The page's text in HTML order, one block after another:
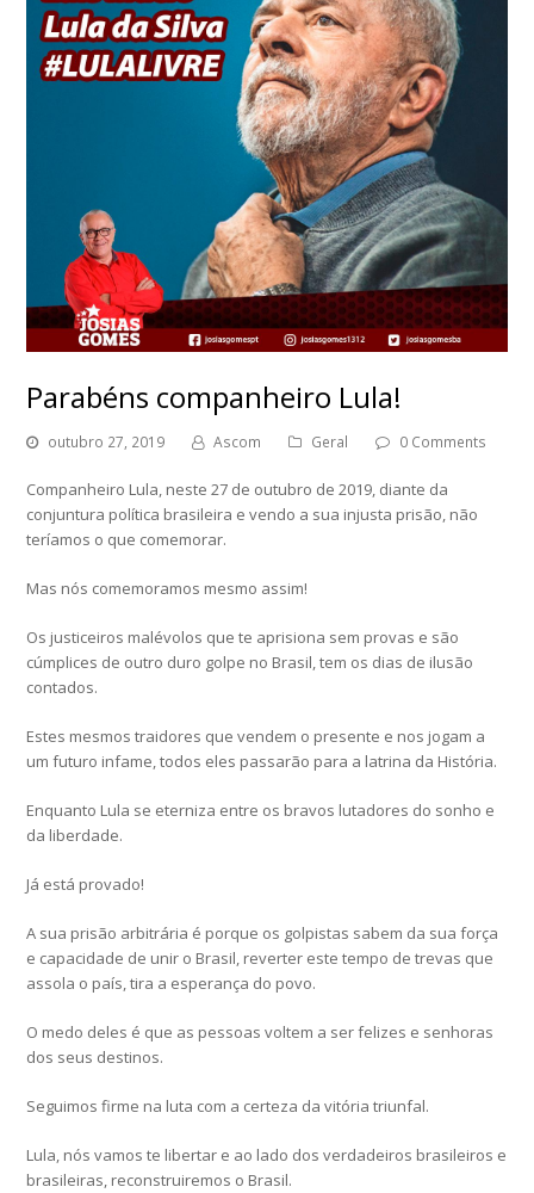
Parabéns companheiro Lula!
outubro 27, 2019 Ascom Geral 0 Comments
Companheiro Lula, neste 27 de outubro de 2019, diante da
conjuntura política brasileira e vendo a sua injusta prisão, não
teríamos o que comemorar.
Mas nós comemoramos mesmo assim!
Os justiceiros malévolos que te aprisiona sem provas e são
cúmplices de outro duro golpe no Brasil, tem os dias de ilusão
contados.
Estes mesmos traidores que vendem o presente e nos jogam a
um futuro infame, todos eles passarão para a latrina da História.
Enquanto Lula se eterniza entre os bravos lutadores do sonho e
da liberdade.
Já está provado!
A sua prisão arbitrária é porque os golpistas sabem da sua força
e capacidade de unir o Brasil, reverter este tempo de trevas que
assola o país, tira a esperança do povo.
O medo deles é que as pessoas voltem a ser felizes e senhoras
dos seus destinos.
Seguimos firme na luta com a certeza da vitória triunfal.
Lula, nós vamos te libertar e ao lado dos verdadeiros brasileiros e
brasileiras, reconstruiremos o Brasil.